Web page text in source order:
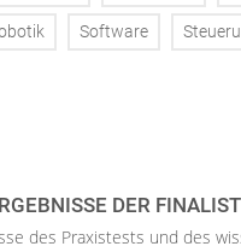
Software
DER
des Praxistests und des